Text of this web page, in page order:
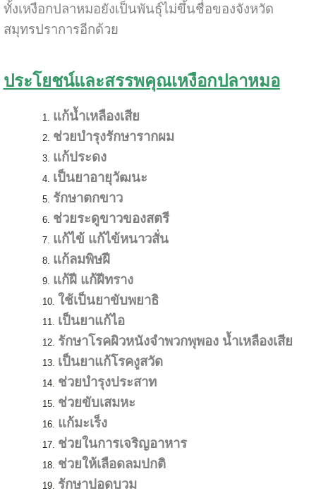
ทั้งเหงือกปลาหมอยังเป็นพันธุ์ไม่ขึ้นชื่อของจังหวัด
สมุทรปราการอีกด้วย
ประโยชน์และสรรพคุณเหงือกปลาหมอ
แก้น้ำเหลืองเสีย
ช่วยบำรุงรักษารากผม
แก้ประดง
เป็นยาอายุวัฒนะ
รักษาตกขาว
ช่วยระดูขาวของสตรี
แก้ไข้ แก้ไข้หนาวสั่น
แก้ลมพิษฝี
แก้ฝี แก้ฝีทราง
ใช้เป็นยาขับพยาธิ
เป็นยาแก้ไอ
รักษาโรคผิวหนังจำพวกพุพอง น้ำเหลืองเสีย
เป็นยาแก้โรคงูสวัด
ช่วยบำรุงประสาท
ช่วยขับเสมหะ
แก้มะเร็ง
ช่วยในการเจริญอาหาร
ช่วยให้เลือดลมปกติ
รักษาปอดบวม